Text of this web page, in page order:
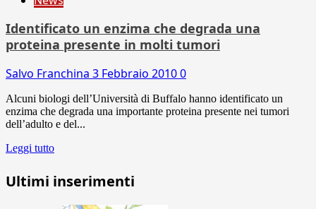
Identificato un enzima che degrada una
proteina presente in molti tumori
Salvo Franchina 3 Febbraio 20100
Alcuni biologi dell’Università di Buffalo hanno identificato un
enzima che degrada una importante proteina presente nei tumori
dell’adulto e del...
Leggi tutto
Ultimi inserimenti